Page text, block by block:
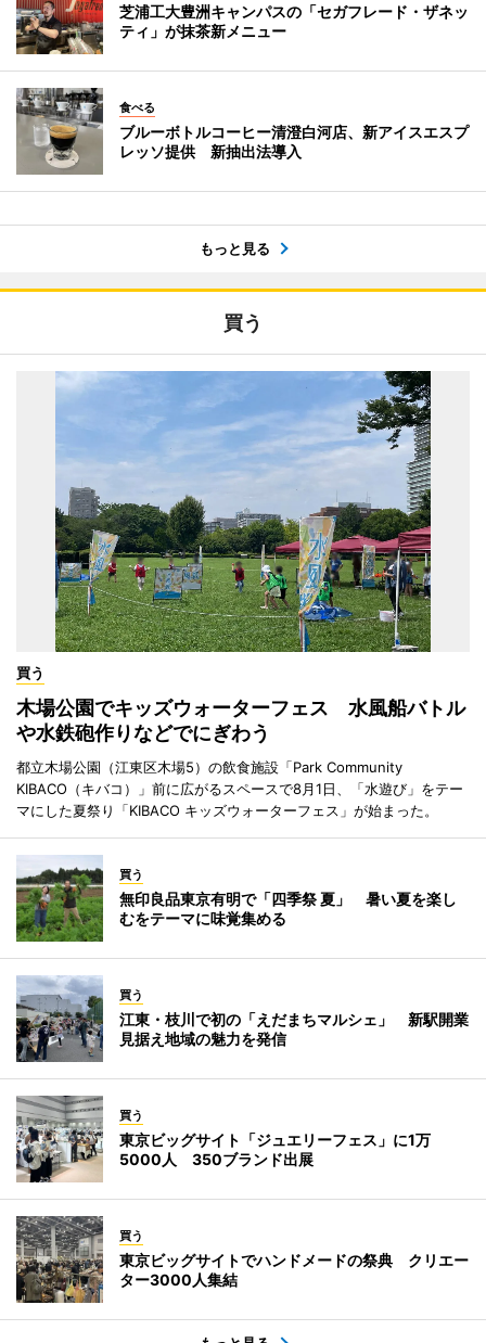
芝浦工大豊洲キャンパスの「セガフレード・ザネッ
ティ」が抹茶新メニュー
食べる
ブルーボトルコーヒー清澄白河店、新アイスエスプ
レッソ提供 新抽出法導入
もっと見る
買う
買う
木場公園でキッズウォーターフェス 水風船バトル
や水鉄砲作りなどでにぎわう
都立木場公園（江東区木場5）の飲食施設「Park Community
KIBACO（キバコ）」前に広がるスペースで8月1日、「水遊び」をテー
マにした夏祭り「KIBACO キッズウォーターフェス」が始まった。
買う
無印良品東京有明で「四季祭 夏」 暑い夏を楽し
むをテーマに味覚集める
買う
江東・枝川で初の「えだまちマルシェ」 新駅開業
見据え地域の魅力を発信
買う
東京ビッグサイト「ジュエリーフェス」に1万
5000人 350ブランド出展
買う
東京ビッグサイトでハンドメードの祭典 クリエー
ター3000人集結